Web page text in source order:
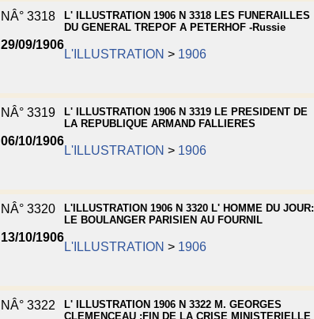
NÂ° 3318
29/09/1906
L' ILLUSTRATION 1906 N 3318 LES FUNERAILLES
DU GENERAL TREPOF A PETERHOF -Russie
L'ILLUSTRATION > 1906
NÂ° 3319
06/10/1906
L' ILLUSTRATION 1906 N 3319 LE PRESIDENT DE
LA REPUBLIQUE ARMAND FALLIERES
L'ILLUSTRATION > 1906
NÂ° 3320
13/10/1906
L'ILLUSTRATION 1906 N 3320 L' HOMME DU JOUR:
LE BOULANGER PARISIEN AU FOURNIL
L'ILLUSTRATION > 1906
NÂ° 3322
L' ILLUSTRATION 1906 N 3322 M. GEORGES
CLEMENCEAU :FIN DE LA CRISE MINISTERIELLE